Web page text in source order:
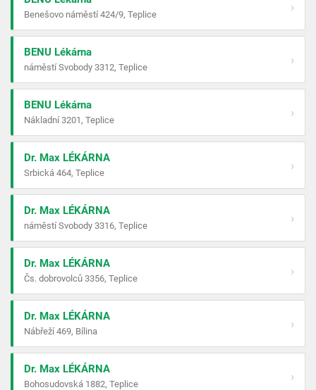
Benešovo náměstí 424/9, Teplice
›
BENU Lékárna
náměstí Svobody 3312, Teplice
›
BENU Lékárna
Nákladní 3201, Teplice
›
Dr. Max LÉKÁRNA
Srbická 464, Teplice
›
Dr. Max LÉKÁRNA
náměstí Svobody 3316, Teplice
›
Dr. Max LÉKÁRNA
Čs. dobrovolců 3356, Teplice
›
Dr. Max LÉKÁRNA
Nábřeží 469, Bílina
›
Dr. Max LÉKÁRNA
Bohosudovská 1882, Teplice
›